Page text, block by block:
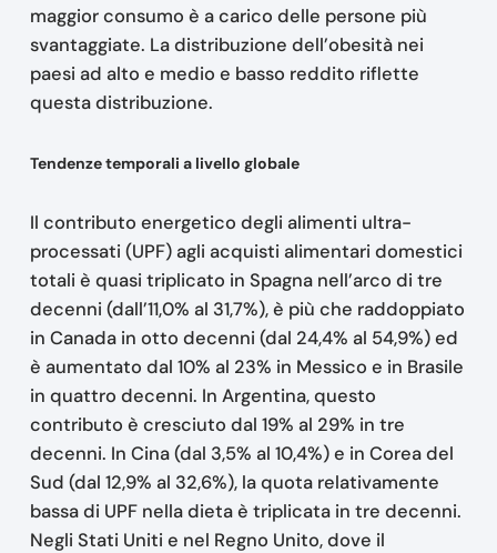
maggior consumo è a carico delle persone più
svantaggiate. La distribuzione dell’obesità nei
paesi ad alto e medio e basso reddito riflette
questa distribuzione.
Tendenze temporali a livello globale
Il contributo energetico degli alimenti ultra-
processati (UPF) agli acquisti alimentari domestici
totali è quasi triplicato in Spagna nell’arco di tre
decenni (dall’11,0% al 31,7%), è più che raddoppiato
in Canada in otto decenni (dal 24,4% al 54,9%) ed
è aumentato dal 10% al 23% in Messico e in Brasile
in quattro decenni. In Argentina, questo
contributo è cresciuto dal 19% al 29% in tre
decenni. In Cina (dal 3,5% al 10,4%) e in Corea del
Sud (dal 12,9% al 32,6%), la quota relativamente
bassa di UPF nella dieta è triplicata in tre decenni.
Negli Stati Uniti e nel Regno Unito, dove il